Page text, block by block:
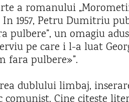
a romanului
Petru Dumitriu
pulbere”, un omagiu
pe care i l-a luat
fara pulbere»”.
dublului limbaj,